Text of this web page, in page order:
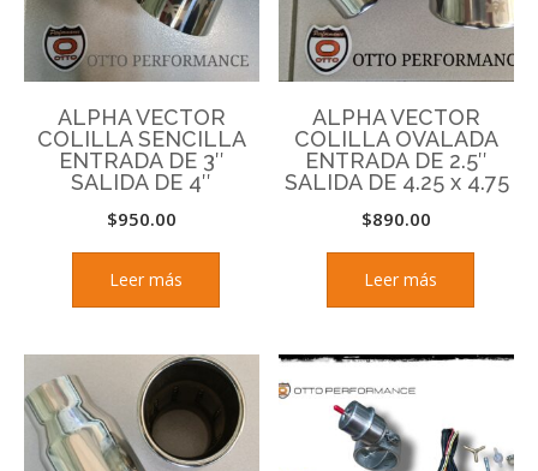
ALPHA VECTOR
COLILLA SENCILLA
ENTRADA DE 3″
SALIDA DE 4″
$950.00
Leer más
ALPHA VECTOR
COLILLA OVALADA
ENTRADA DE 2.5″
SALIDA DE 4.25 x 4.75
$890.00
Leer más